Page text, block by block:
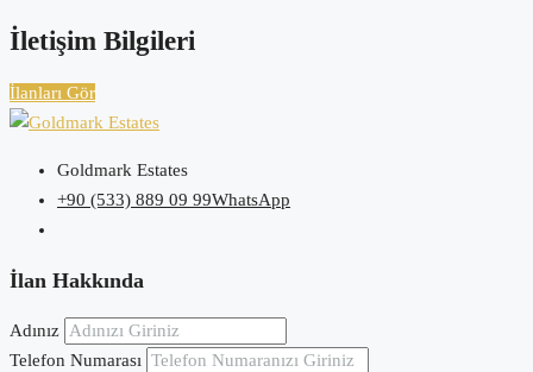
İletişim Bilgileri
İlanları Gör
Goldmark Estates
+90 (533) 889 09 99WhatsApp
İlan Hakkında
Adınız
Telefon Numarası